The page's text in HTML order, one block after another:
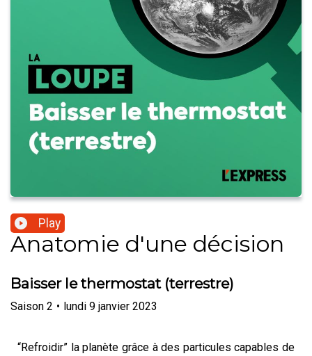
Play
Anatomie d'une décision
Baisser le thermostat (terrestre)
Saison 2 • lundi 9 janvier 2023
“Refroidir” la planète grâce à des particules capables de